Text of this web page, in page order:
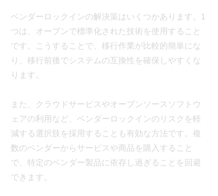
ベンダーロックインの解決策はいくつかあります。1
つは、オープンで標準化された技術を使用すること
です。こうすることで、移行作業が比較的簡単にな
り、移行前後でシステムの互換性を確保しやすくな
ります。
また、クラウドサービスやオープンソースソフトウ
ェアの利用など、ベンダーロックインのリスクを軽
減する選択肢を採用することも有効な方法です。複
数のベンダーからサービスや商品を購入すること
で、特定のベンダー製品に依存し過ぎることを回避
できます。